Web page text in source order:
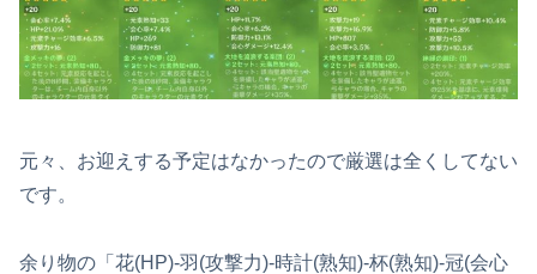
元々、お迎えする予定はなかったので厳選は全くしてない
です。
余り物の「花(HP)-羽(攻撃力)-時計(熟知)-杯(熟知)-冠(会心